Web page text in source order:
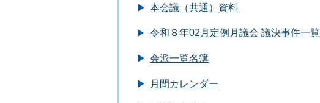
本会議（共通）資料
令和８年02月定例月議会 議決事件一覧
会派一覧名簿
月間カレンダー